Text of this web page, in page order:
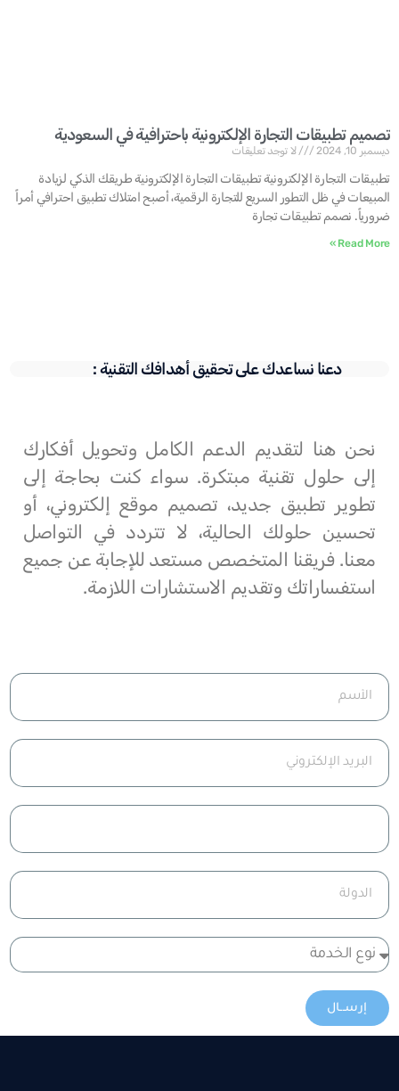
تصميم تطبيقات التجارة الإلكترونية باحترافية في السعودية
ديسمبر 10, 2024 لا توجد تعليقات
تطبيقات التجارة الإلكترونية تطبيقات التجارة الإلكترونية طريقك الذكي لزيادة
المبيعات في ظل التطور السريع للتجارة الرقمية، أصبح امتلاك تطبيق احترافي أمراً
ضرورياً. نصمم تطبيقات تجارة
Read More »
دعنا نساعدك على تحقيق أهدافك التقنية :
نحن هنا لتقديم الدعم الكامل وتحويل أفكارك
إلى حلول تقنية مبتكرة. سواء كنت بحاجة إلى
تطوير تطبيق جديد، تصميم موقع إلكتروني، أو
تحسين حلولك الحالية، لا تتردد في التواصل
معنا. فريقنا المتخصص مستعد للإجابة عن جميع
استفساراتك وتقديم الاستشارات اللازمة.
إرســال